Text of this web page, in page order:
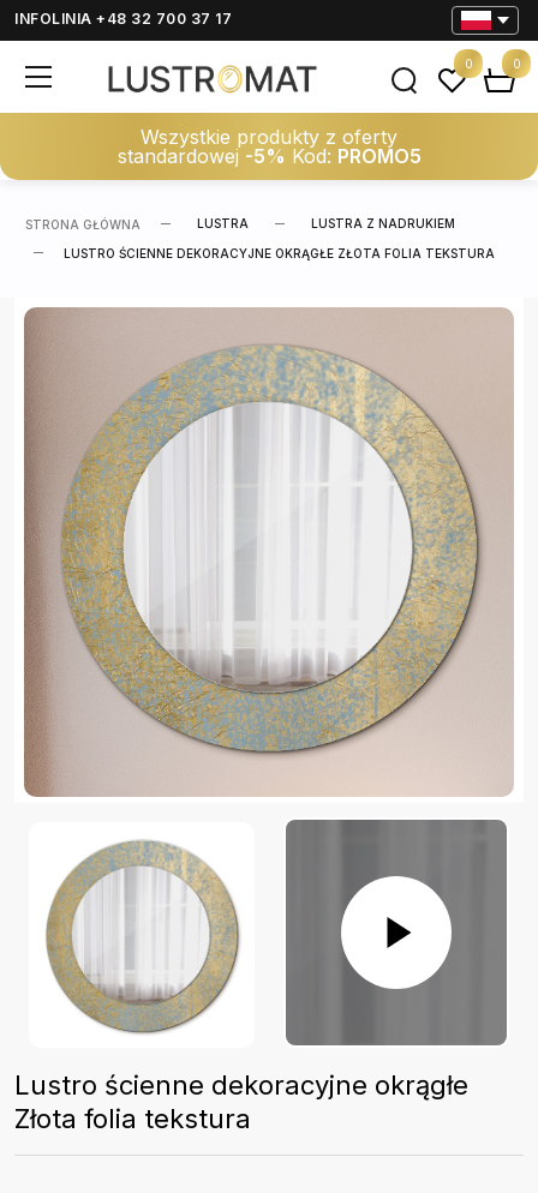
INFOLINIA +48 32 700 37 17
Wszystkie produkty z oferty
standardowej -5% Kod: PROMO5
0 0
STRONA GŁÓWNA LUSTRA LUSTRA Z NADRUKIEM
LUSTRO ŚCIENNE DEKORACYJNE OKRĄGŁE ZŁOTA FOLIA TEKSTURA
Lustro ścienne dekoracyjne okrągłe
Złota folia tekstura